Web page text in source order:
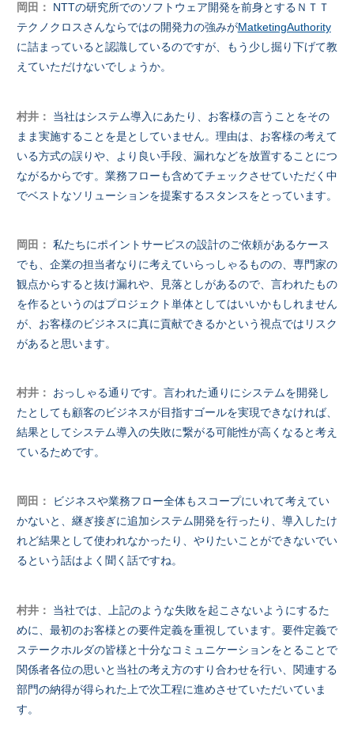
岡田：
NTTの研究所でのソフトウェア開発を前身とするＮＴＴ
テクノクロスさんならではの開発力の強みがMatketingAuthority
に詰まっていると認識しているのですが、もう少し掘り下げて教
えていただけないでしょうか。
村井：
当社はシステム導入にあたり、お客様の言うことをその
まま実施することを是としていません。理由は、お客様の考えて
いる方式の誤りや、より良い手段、漏れなどを放置することにつ
ながるからです。業務フローも含めてチェックさせていただく中
でベストなソリューションを提案するスタンスをとっています。
岡田： 私たちにポイントサービスの設計のご依頼があるケース
でも、企業の担当者なりに考えていらっしゃるものの、専門家の
観点からすると抜け漏れや、見落としがあるので、言われたもの
を作るというのはプロジェクト単体としてはいいかもしれません
が、お客様のビジネスに真に貢献できるかという視点ではリスク
があると思います。
村井：
おっしゃる通りです。言われた通りにシステムを開発し
たとしても顧客のビジネスが目指すゴールを実現できなければ、
結果としてシステム導入の失敗に繋がる可能性が高くなると考え
ているためです。
岡田：
ビジネスや業務フロー全体もスコープにいれて考えてい
かないと、継ぎ接ぎに追加システム開発を行ったり、導入したけ
れど結果として使われなかったり、やりたいことができないでい
るという話はよく聞く話ですね。
村井：
当社では、上記のような失敗を起こさないようにするた
めに、最初のお客様との要件定義を重視しています。要件定義で
ステークホルダの皆様と十分なコミュニケーションをとることで
関係者各位の思いと当社の考え方のすり合わせを行い、関連する
部門の納得が得られた上で次工程に進めさせていただいていま
す。